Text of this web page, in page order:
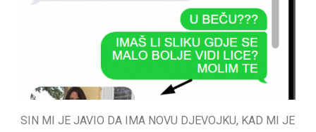
SIN MI JE JAVIO DA IMA NOVU DJEVOJKU, KAD MI JE